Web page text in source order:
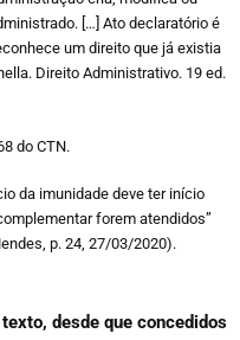
[…] Ato declaratório é
um direito que já existia
Direito Administrativo. 19 ed.
do CTN.
da imunidade deve ter início
forem atendidos”
p. 24, 27/03/2020).
desde que concedidos